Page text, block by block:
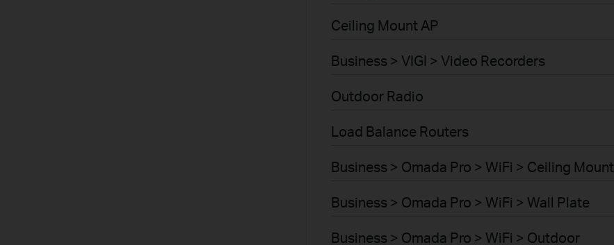
Ceiling Mount AP
Business > VIGI > Video Recorders
Outdoor Radio
Load Balance Routers
Business > Omada Pro > WiFi > Ceiling Mount
Business > Omada Pro > WiFi > Wall Plate
Business > Omada Pro > WiFi > Outdoor